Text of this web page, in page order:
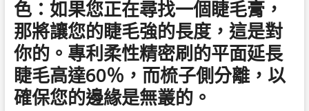
色：如果您正在尋找一個睫毛膏，
那將讓您的睫毛強的長度，這是對
你的。專利柔性精密刷的平面延長
睫毛高達60％，而梳子側分離，以
確保您的邊緣是無叢的。